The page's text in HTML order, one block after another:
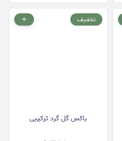
تخفیف
باکس گل گرد ترکیبی